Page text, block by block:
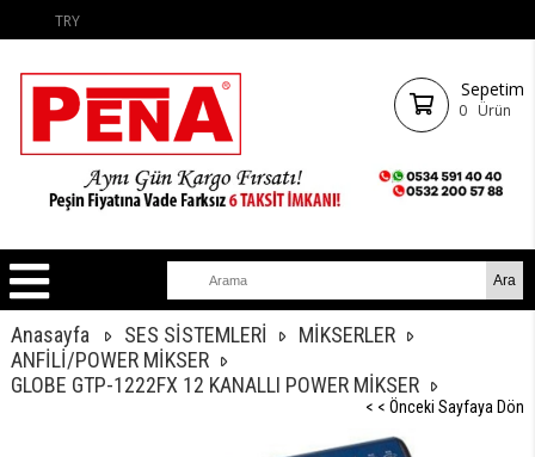
TRY
Sepetim
0 Ürün
Anasayfa SES SİSTEMLERİ
MİKSERLER
ANFİLİ/POWER MİKSER
GLOBE GTP-1222FX 12 KANALLI POWER MİKSER
< < Önceki Sayfaya Dön